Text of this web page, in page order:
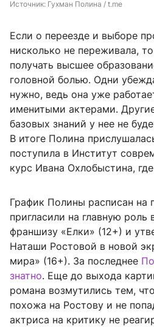
Источник: Гухман Полина / t.me
Если о переезде и выборе
нисколько не переживала,
получать высшее
головной болью. Одни
нужно, ведь она уже
именитыми актерами.
базовых знаний у нее не
В итоге Полина
поступила в Институт
курс Ивана Охлобыстина,
График Полины расписан на
пригласили на главную
франшизу «Елки» (12+) и
Наташи Ростовой в новой
мира» (16+). За последнее
знатно. Еще до выхода
романа возмутились тем,
похожа на Ростову и не
актриса на критику не